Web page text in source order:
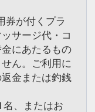
券が付くプラ
サージ代・コ
にあたるもの
ん。ご利用に
金または釣銭
名、またはお